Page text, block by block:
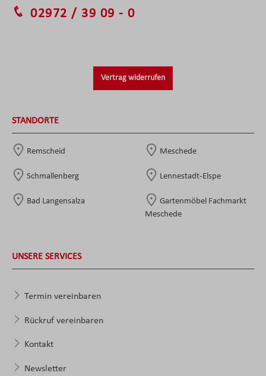
02972 / 39 09 - 0
Vertrag widerrufen
STANDORTE
Remscheid Meschede
Schmallenberg Lennestadt-Elspe
Bad Langensalza
Gartenmöbel Fachmarkt
Meschede
UNSERE SERVICES
Termin vereinbaren
Rückruf vereinbaren
Kontakt
Newsletter